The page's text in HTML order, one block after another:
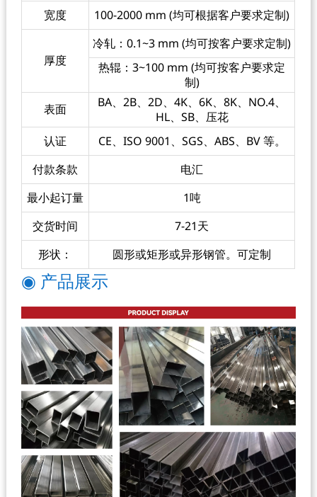
宽度
100-2000 mm (均可根据客户要求定制)
厚度
冷轧：0.1~3 mm (均可按客户要求定制)
热辊：3~100 mm (均可按客户要求定
制)
表面
BA、2B、2D、4K、6K、8K、NO.4、
HL、SB、压花
认证
CE、ISO 9001、SGS、ABS、BV 等。
付款条款
电汇
最小起订量
1吨
交货时间
7-21天
形状：
圆形或矩形或异形钢管。可定制
◉ 产品展示